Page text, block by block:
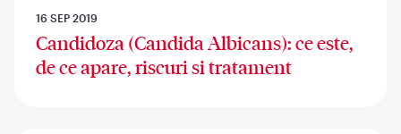
16 SEP 2019
Candidoza (Candida Albicans): ce este,
de ce apare, riscuri si tratament